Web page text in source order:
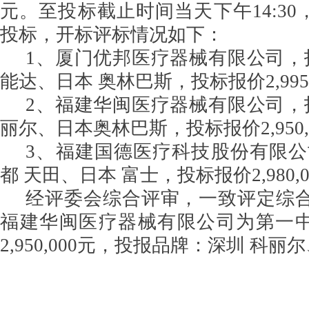
元。至投标截止时间当天下午14:30
投标，开标评标情况如下：
1、厦门优邦医疗器械有限公司
能达、日本 奥林巴斯，投标报价
2、福建华闽医疗器械有限公司
丽尔、日本奥林巴斯，投标报价
3、福建国德医疗科技股份有限
都 天田、日本 富士，投标报价
经评委会综合评审，一致评定综
福建华闽医疗器械有限公司为第一
2,950,000元，投报品牌：深圳 科丽